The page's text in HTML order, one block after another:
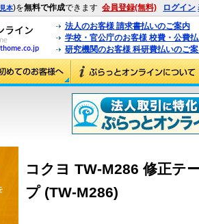
見本)を無料で作成できます 会員登録(無料) ログイン
法人のお客様 請求書払いのご案内
学校・官公庁のお客様 校費・公費
研究機関のお客様 科研費払いのご
コクヨ TW-M286 修正テ
プ (TW-M286)